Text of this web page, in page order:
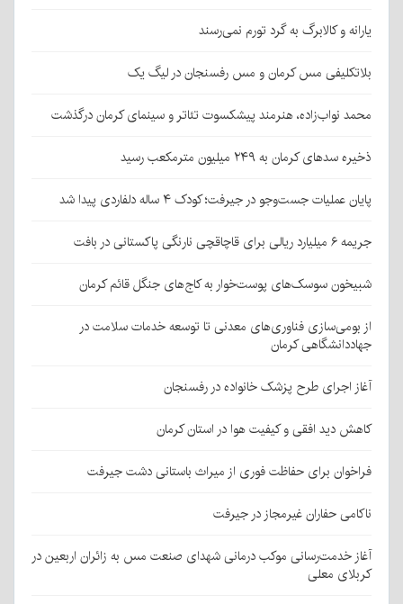
یارانه و کالابرگ به گرد تورم نمی‌رسند
بلاتکلیفی مس کرمان و مس رفسنجان در لیگ یک
محمد نواب‌زاده، هنرمند پیشکسوت تئاتر و سینمای کرمان درگذشت
ذخیره سدهای کرمان به ۲۴۹ میلیون مترمکعب رسید
پایان عملیات جست‌وجو در جیرفت؛ کودک ۴ ساله دلفاردی پیدا شد
جریمه ۶ میلیارد ریالی برای قاچاقچی نارنگی پاکستانی در بافت
شبیخون سوسک‌های پوست‌خوار به کاج‌های جنگل قائم کرمان
از بومی‌سازی فناوری‌های معدنی تا توسعه خدمات سلامت در
جهاددانشگاهی کرمان
آغاز اجرای طرح پزشک خانواده در رفسنجان
کاهش دید افقی و کیفیت هوا در استان کرمان
فراخوان برای حفاظت فوری از میراث باستانی دشت جیرفت
ناکامی حفاران غیرمجاز در جیرفت
آغاز خدمت‌رسانی موکب درمانی شهدای صنعت مس به زائران اربعین در
کربلای معلی